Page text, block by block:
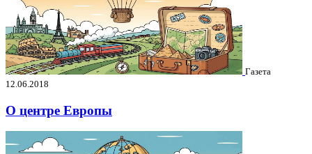
Газета
12.06.2018
О центре Европы